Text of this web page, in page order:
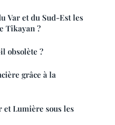
Var et du Sud-Est les
Tikayan ?
obsolète ?
grâce à la
et Lumière sous les